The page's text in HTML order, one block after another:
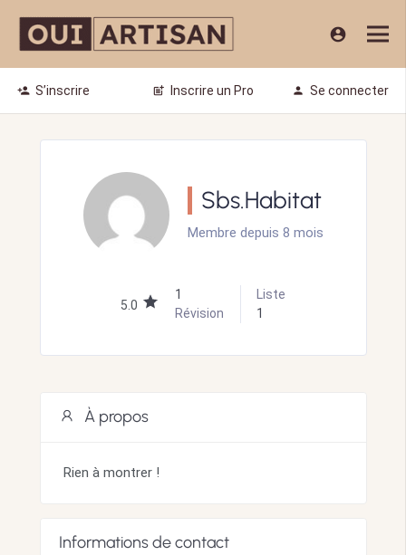
account_circle
person_add S’inscrire post_add Inscrire un Pro person Se connecter
Sbs.Habitat
Membre depuis 8 mois
5.0
1
Révision
Liste
1
À propos
Rien à montrer !
Informations de contact